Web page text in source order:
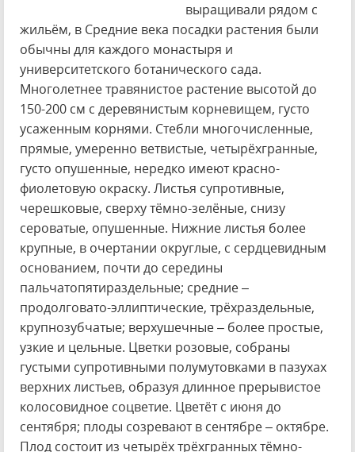
выращивали рядом с
жильём, в Средние века посадки растения были
обычны для каждого монастыря и
университетского ботанического сада.
Многолетнее травянистое растение высотой до
150-200 см с деревянистым корневищем, густо
усаженным корнями. Стебли многочисленные,
прямые, умеренно ветвистые, четырёхгранные,
густо опушенные, нередко имеют красно-
фиолетовую окраску. Листья супротивные,
черешковые, сверху тёмно-зелёные, снизу
сероватые, опушенные. Нижние листья более
крупные, в очертании округлые, с сердцевидным
основанием, почти до середины
пальчатопятираздельные; средние –
продолговато-эллиптические, трёхраздельные,
крупнозубчатые; верхушечные – более простые,
узкие и цельные. Цветки розовые, собраны
густыми супротивными полумутовками в пазухах
верхних листьев, образуя длинное прерывистое
колосовидное соцветие. Цветёт с июня до
сентября; плоды созревают в сентябре – октябре.
Плод состоит из четырёх трёхгранных тёмно-